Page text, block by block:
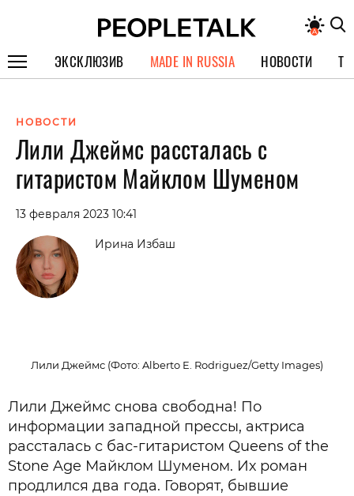
ЭКСКЛЮЗИВ
СПЕЦПРОЕКТЫ
ИНТЕРВЬЮ
ПОКОЛЕНИЕ
MADE IN RUSSIA НОВОСТИ
НОВОСТИ
Лили Джеймс рассталась с
гитаристом Майклом Шуменом
13 февраля 2023 10:41
Ирина Избаш
Лили Джеймс (Фото: Alberto E. Rodriguez/Getty Images)
Лили Джеймс снова свободна! По
информации западной прессы, актриса
рассталась с бас-гитаристом Queens of the
Stone Age Майклом Шуменом. Их роман
продлился два года. Говорят, бывшие